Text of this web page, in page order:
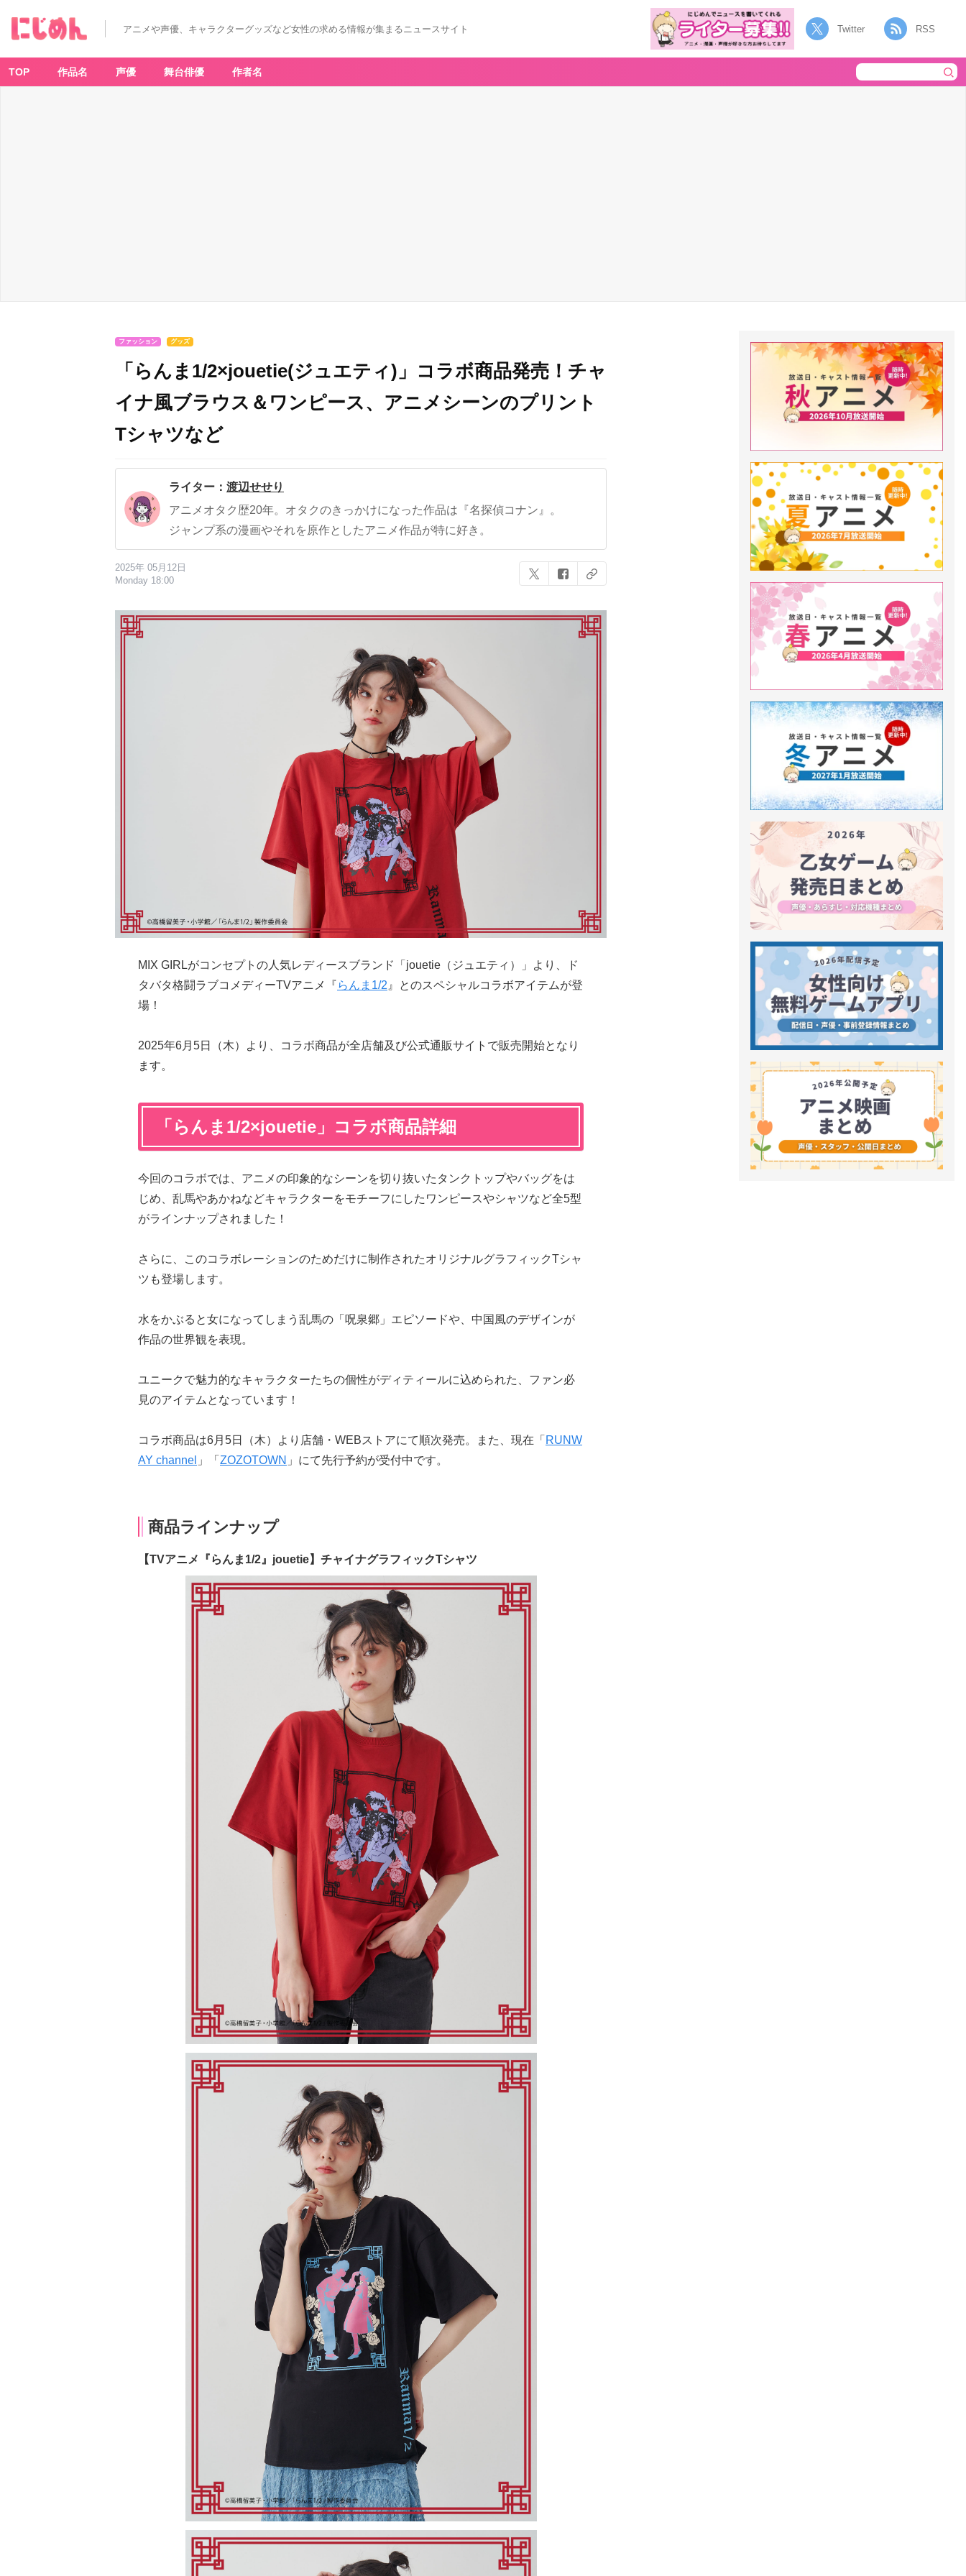
アニメや声優、キャラクターグッズなど女性の求める情報が集まるニュースサイト Twitter RSS
TOP 作品名 声優 舞台俳優 作者名
ファッション グッズ
「らんま1/2×jouetie(ジュエティ)」コラボ商品発売！チャ
イナ風ブラウス＆ワンピース、アニメシーンのプリント
Tシャツなど
ライター： 渡辺せせり
アニメオタク歴20年。オタクのきっかけになった作品は『名探偵コナン』。
ジャンプ系の漫画やそれを原作としたアニメ作品が特に好き。
2025年 05月12日
Monday 18:00
MIX GIRLがコンセプトの人気レディースブランド「jouetie（ジュエティ）」より、ド
タバタ格闘ラブコメディーTVアニメ『らんま1/2 』とのスペシャルコラボアイテムが登
場！
2025年6月5日（木）より、コラボ商品が全店舗及び公式通販サイトで販売開始となり
ます。
「らんま1/2×jouetie」コラボ商品詳細
今回のコラボでは、アニメの印象的なシーンを切り抜いたタンクトップやバッグをは
じめ、乱馬やあかねなどキャラクターをモチーフにしたワンピースやシャツなど全5型
がラインナップされました！
さらに、このコラボレーションのためだけに制作されたオリジナルグラフィックTシャ
ツも登場します。
水をかぶると女になってしまう乱馬の「呪泉郷」エピソードや、中国風のデザインが
作品の世界観を表現。
ユニークで魅力的なキャラクターたちの個性がディティールに込められた、ファン必
見のアイテムとなっています！
コラボ商品は6月5日（木）より店舗・WEBストアにて順次発売。また、現在「 RUNW
AY channel 」「 ZOZOTOWN 」にて先行予約が受付中です。
商品ラインナップ
【TVアニメ『らんま1/2』jouetie】チャイナグラフィックTシャツ